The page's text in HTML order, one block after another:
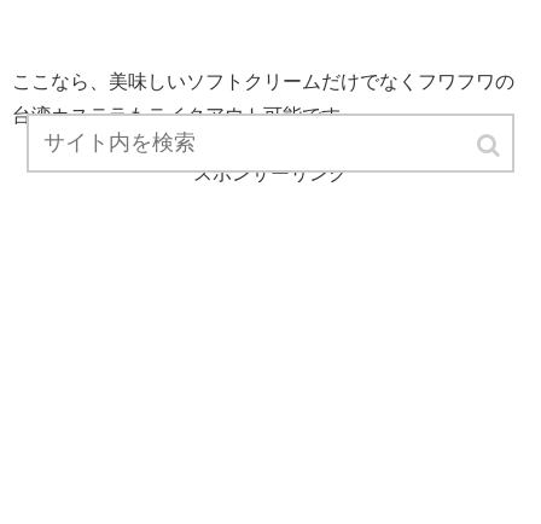
ここなら、美味しいソフトクリームだけでなくフワフワの
台湾カステラもテイクアウト可能です。
スポンサーリンク